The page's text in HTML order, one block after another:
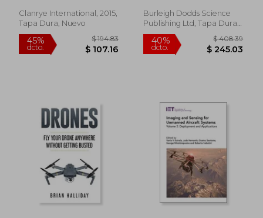
40%
dcto.
40%
dcto.
Clanrye International, 2015,
Tapa Dura, Nuevo
Thiago
Burleigh Dodds Science
Publishing Ltd, Tapa Dura,
Nuevo